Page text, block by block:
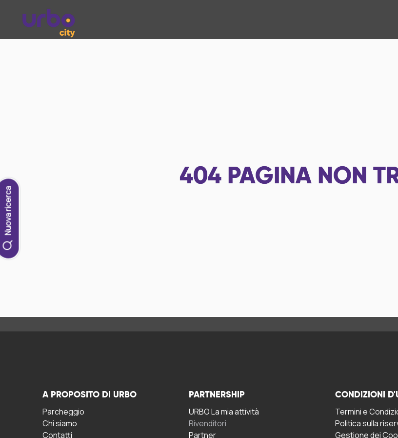
Nuova ricerca
404 PAGINA NON
A PROPOSITO DI URBO
Parcheggio
Chi siamo
Contatti
PARTNERSHIP
URBO La mia attività
Rivenditori
Partner
CONDIZIONI
Termini e
Politica sulla
Gestione dei